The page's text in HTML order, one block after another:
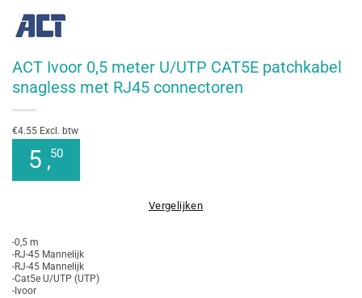
ACT Ivoor 0,5 meter U/UTP CAT5E patchkabel
snagless met RJ45 connectoren
€4.55 Excl. btw
5 ,50
Vergelijken
-0,5 m
-RJ-45 Mannelijk
-RJ-45 Mannelijk
-Cat5e U/UTP (UTP)
-Ivoor